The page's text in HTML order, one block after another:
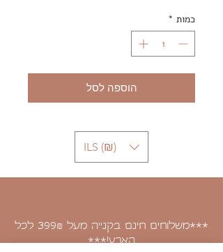
כמות *
הוספה לסל
ILS (₪)
***משלוחים חינם בקנייה מעל 399 ₪
לכל
הארץ!***